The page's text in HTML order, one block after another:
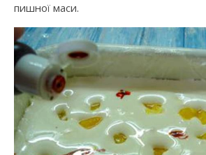
пишної маси.